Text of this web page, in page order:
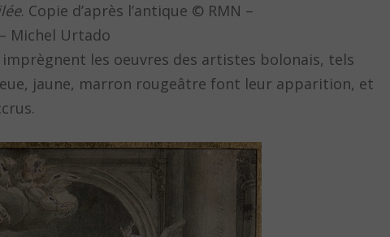
. Copie d’après l’antique © RMN –
Michel Urtado
les oeuvres des artistes bolonais, tels
jaune, marron rougeâtre font leur apparition, et